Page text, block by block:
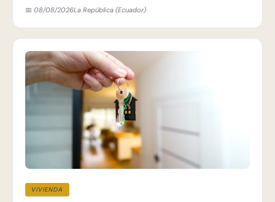
📅 08/08/2026La República (Ecuador)
VIVIENDA